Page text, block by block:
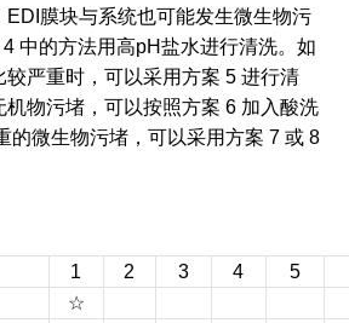
EDI膜块与系统也可能发生微生物污
中的方法用高pH盐水进行清洗。如
严重时，可以采用方案 5 进行清
物污堵，可以按照方案 6 加入酸洗
的微生物污堵，可以采用方案 7 或 8
1 2 3 4
5
☆